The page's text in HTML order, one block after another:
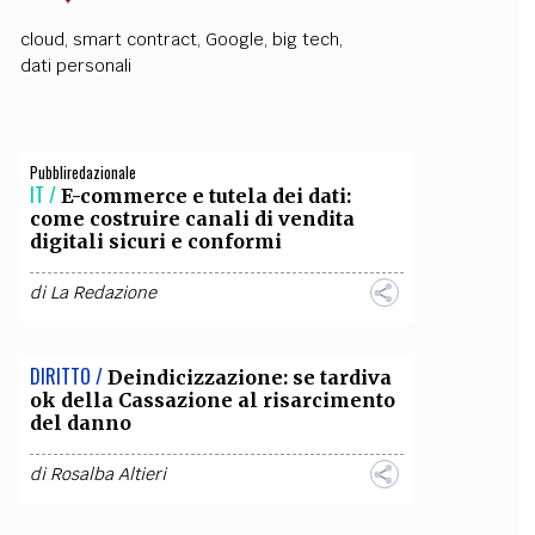
COLLABORA CON NOI
cloud, smart contract, Google, big tech,
dati personali
Pubbliredazionale
IT / E-commerce e tutela dei dati:
come costruire canali di vendita
digitali sicuri e conformi
diLa Redazione
DIRITTO / Deindicizzazione: se tardiva
ok della Cassazione al risarcimento
del danno
diRosalba Altieri